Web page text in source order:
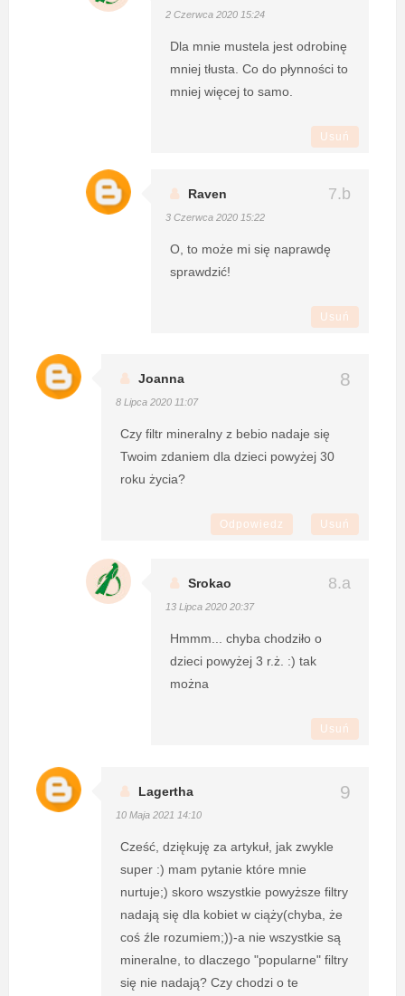
2 Czerwca 2020 15:24
Dla mnie mustela jest odrobinę
mniej tłusta. Co do płynności to
mniej więcej to samo.
Usuń
Raven
3 Czerwca 2020 15:22
O, to może mi się naprawdę
sprawdzić!
Usuń
Joanna
8 Lipca 2020 11:07
Czy filtr mineralny z bebio nadaje się
Twoim zdaniem dla dzieci powyżej 30
roku życia?
Odpowiedz Usuń
Srokao
13 Lipca 2020 20:37
Hmmm... chyba chodziło o
dzieci powyżej 3 r.ż. :) tak
można
Usuń
Lagertha
10 Maja 2021 14:10
Cześć, dziękuję za artykuł, jak zwykle
super :) mam pytanie które mnie
nurtuje;) skoro wszystkie powyższe filtry
nadają się dla kobiet w ciąży(chyba, że
coś źle rozumiem;))-a nie wszystkie są
mineralne, to dlaczego "popularne" filtry
się nie nadają? Czy chodzi o te